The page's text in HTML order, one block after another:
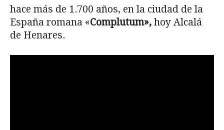
hace más de 1.700 años, en la ciudad de la
España romana «Complutum», hoy Alcalá
de Henares.